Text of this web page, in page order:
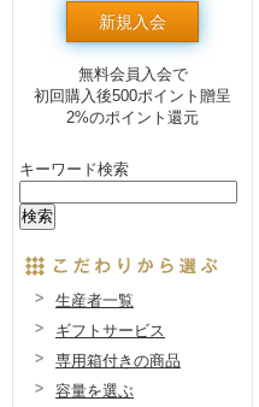
新規入会
無料会員入会で
初回購入後500ポイント贈呈
2%のポイント還元
キーワード検索
生産者一覧
ギフトサービス
専用箱付きの商品
容量を選ぶ